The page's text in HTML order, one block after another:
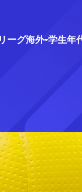
ーグ海外 学生年